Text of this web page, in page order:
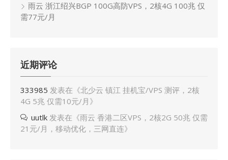
雨云 浙江绍兴BGP 100G高防VPS，2核4G 100兆 仅
需77元/月
近期评论
333985 发表在《北少云 镇江 挂机宝/VPS 测评，2核
4G 5兆 仅需10元/月 》
uutlk 发表在《雨云 香港二区VPS，2核2G 50兆 仅需
21元/月，移动优化，三网直连》